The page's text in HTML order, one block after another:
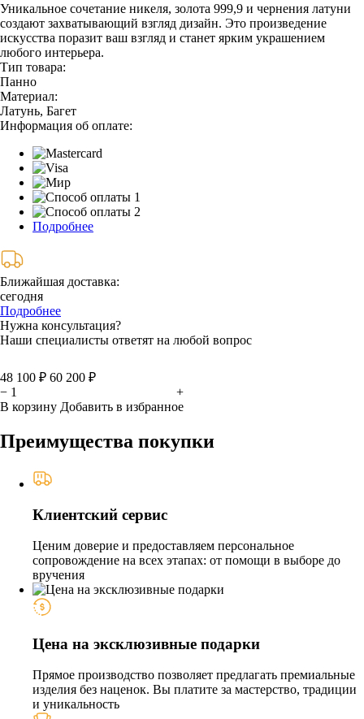
Уникальное сочетание никеля, золота 999,9 и чернения латуни
создают захватывающий взгляд дизайн. Это произведение
искусства поразит ваш взгляд и станет ярким украшением
любого интерьера.
Тип товара:
Панно
Материал:
Латунь, Багет
Информация об оплате:
Подробнее
Ближайшая доставка:
сегодня
Подробнее
Нужна консультация?
Наши специалисты ответят на любой вопрос
48 100 ₽ 60 200 ₽
−
+
В корзину Добавить в избранное
Преимущества покупки
Клиентский сервис
Ценим доверие и предоставляем персональное
сопровождение на всех этапах: от помощи в выборе до
вручения
Цена на эксклюзивные подарки
Прямое производство позволяет предлагать премиальные
изделия без наценок. Вы платите за мастерство, традиции
и уникальность